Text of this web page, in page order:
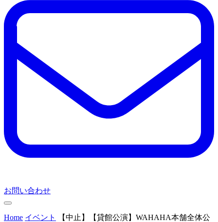
お問い合わせ
Home イベント
【中止】【貸館公演】WAHAHA本舗全体公